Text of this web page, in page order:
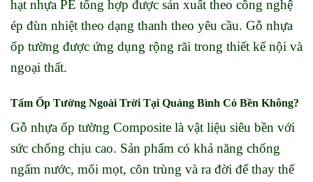
hạt nhựa PE tổng hợp được sản xuất theo công nghệ
ép đùn nhiệt theo dạng thanh theo yêu cầu. Gỗ nhựa
ốp tường được ứng dụng rộng rãi trong thiết kế nội và
ngoại thất.
Tấm Ốp Tường Ngoài Trời Tại Quảng Bình Có Bền Không?
Gỗ nhựa ốp tường Composite là vật liệu siêu bền với
sức chống chịu cao. Sản phẩm có khả năng chống
ngấm nước, mối mọt, côn trùng và ra đời để thay thế